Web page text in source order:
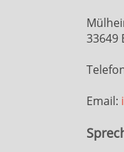
33649
Email: